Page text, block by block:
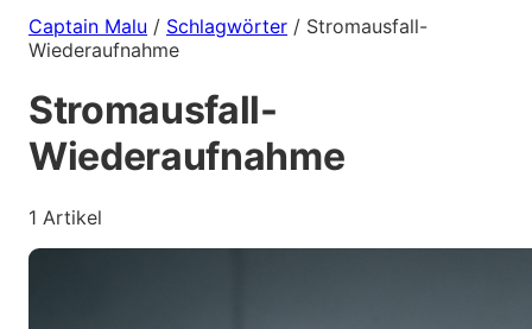
Captain Malu / Schlagwörter / Stromausfall-
Wiederaufnahme
Stromausfall-
Wiederaufnahme
1 Artikel